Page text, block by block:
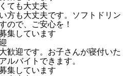
ても大丈夫
方も大丈夫です。ソフトドリン
ので、ご安心を！
集しています
歓迎です。お子さんが寝付いた
ルバイトできます。
集しています